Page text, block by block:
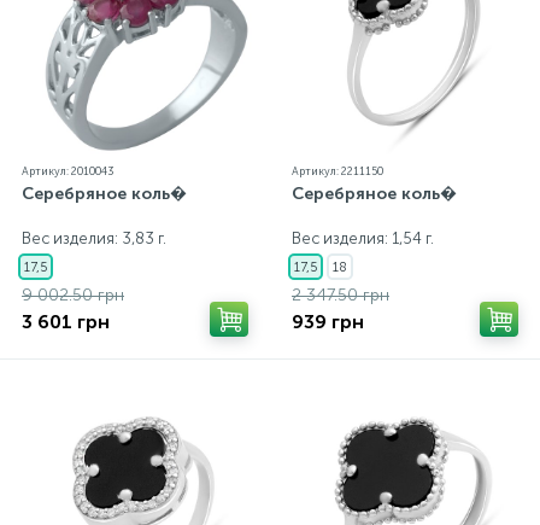
Артикул: 2010043
Серебряное коль�
Вес изделия: 3,83 г.
17,5
9 002.50 грн
3 601 грн
Артикул: 2211150
Серебряное коль�
Вес изделия: 1,54 г.
17,5 18
2 347.50 грн
939 грн